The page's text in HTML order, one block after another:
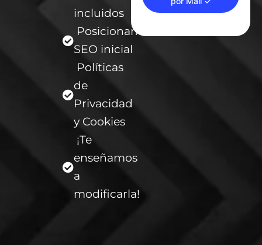
incluidos
Posicionamiento
SEO inicial
Políticas
de
Privacidad
y Cookies
¡Te
enseñamos
a
modificarla!